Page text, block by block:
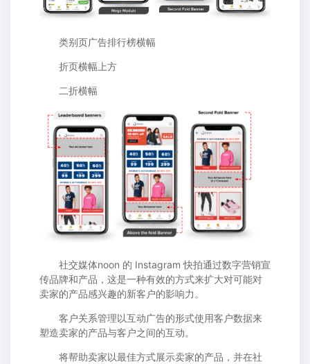
类别页广告排行榜横幅
折页横幅上方
二折横幅
社交媒体noon 的 Instagram 快拍通过数字营销宣
传品牌和产品，这是一种有效的方式来扩大对可能对
卖家的产品感兴趣的新客户的影响力。
客户关系管理以互动广告的形式使用客户数据来
塑造卖家的产品与客户之间的互动。
将帮助卖家以最佳方式展示卖家的产品，并在社